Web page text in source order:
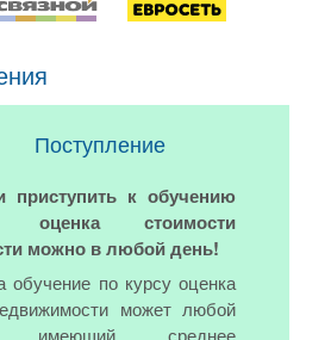
Поступление
приступить к обучению
стоимости
можно в любой день!
обучение по курсу оценка
может любой
имеющий среднее